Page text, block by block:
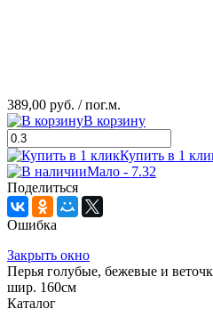
389,00 руб. / пог.м.
В корзину
Купить в 1
Мало - 7.32
Поделиться
Ошибка
Закрыть окно
Перья голубые, бежевые и
шир. 160см
Каталог